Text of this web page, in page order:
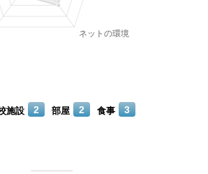
施設 2 部屋 2 食事 3